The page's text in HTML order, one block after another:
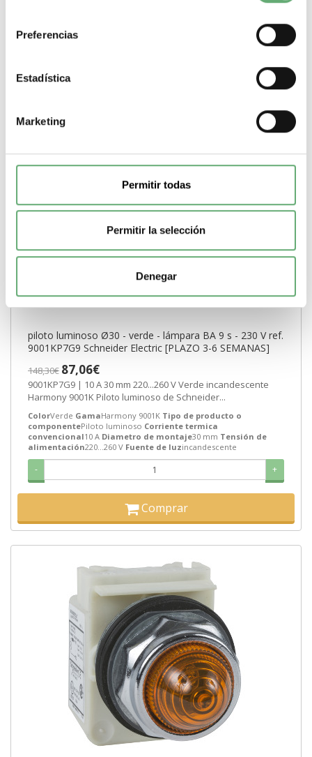
Preferencias
Estadística
Marketing
Permitir todas
Permitir la selección
Denegar
- +
piloto luminoso Ø30 - verde - lámpara BA 9 s - 230 V ref.
9001KP7G9 Schneider Electric [PLAZO 3-6 SEMANAS]
148,30€ 87,06€
9001KP7G9 | 10 A 30 mm 220...260 V Verde incandescente
Harmony 9001K Piloto luminoso de Schneider...
ColorVerde GamaHarmony 9001K Tipo de producto o
componentePiloto luminoso Corriente termica
convencional10 A Diametro de montaje30 mm Tensión de
alimentación220...260 V Fuente de luzincandescente
- +
Comprar